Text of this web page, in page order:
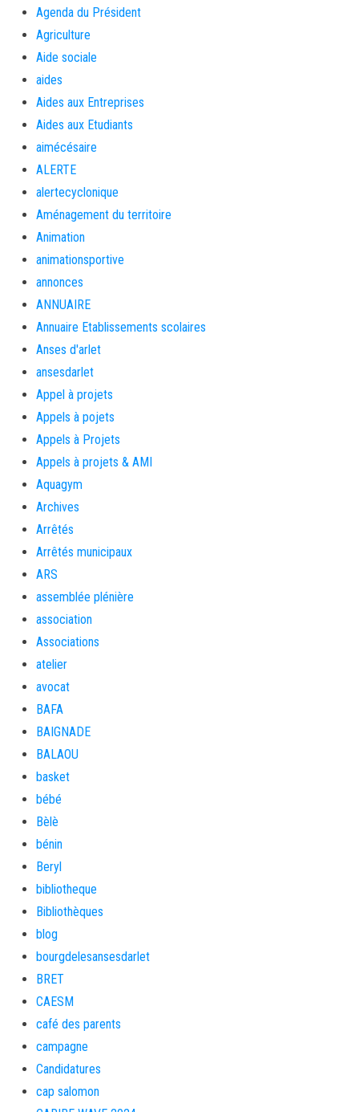
Agenda du Président
Agriculture
Aide sociale
aides
Aides aux Entreprises
Aides aux Etudiants
aimécésaire
ALERTE
alertecyclonique
Aménagement du territoire
Animation
animationsportive
annonces
ANNUAIRE
Annuaire Etablissements scolaires
Anses d'arlet
ansesdarlet
Appel à projets
Appels à pojets
Appels à Projets
Appels à projets & AMI
Aquagym
Archives
Arrêtés
Arrêtés municipaux
ARS
assemblée plénière
association
Associations
atelier
avocat
BAFA
BAIGNADE
BALAOU
basket
bébé
Bèlè
bénin
Beryl
bibliotheque
Bibliothèques
blog
bourgdelesansesdarlet
BRET
CAESM
café des parents
campagne
Candidatures
cap salomon